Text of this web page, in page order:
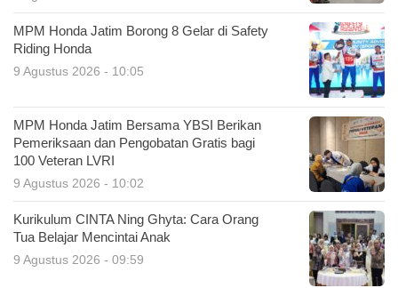
MPM Honda Jatim Borong 8 Gelar di Safety
Riding Honda
9 Agustus 2026 - 10:05
MPM Honda Jatim Bersama YBSI Berikan
Pemeriksaan dan Pengobatan Gratis bagi
100 Veteran LVRI
9 Agustus 2026 - 10:02
Kurikulum CINTA Ning Ghyta: Cara Orang
Tua Belajar Mencintai Anak
9 Agustus 2026 - 09:59